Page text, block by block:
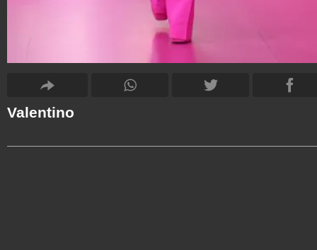
Valentino